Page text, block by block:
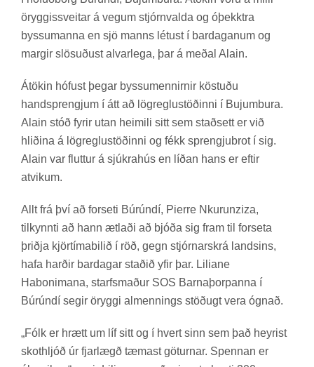
ör­ygg­is­sveit­ar á veg­um stjórn­valda og óþekktra
bys­su­m­anna en sjö manns lét­ust í bar­dag­an­um og
marg­ir slös­uð­ust al­var­lega, þar á með­al Alain.
Átök­in hóf­ust þeg­ar byssu­menn­irn­ir köst­uðu
hand­sprengj­um í átt að lög­reglu­stöð­inni í Buj­umbura.
Alain stóð fyr­ir utan heim­ili sitt sem stað­sett er við
hlið­ina á lög­reglu­stöð­inni og fékk sprengju­brot í sig.
Alain var flutt­ur á sjúkra­hús en líð­an hans er eft­ir
at­vik­um.
Allt frá því að for­seti Búrúndí, Pier­re Nkur­unziza,
til­kynnti að hann ætl­aði að bjóða sig fram til for­seta
þriðja kjör­tíma­bil­ið í röð, gegn stjórn­ar­skrá lands­ins,
hafa harð­ir bar­dag­ar stað­ið yfir þar. Li­lia­ne
Ha­boni­m­ana, starfs­mað­ur SOS Barna­þorp­anna í
Búrúndí seg­ir ör­yggi al­menn­ings stöð­ugt vera ógn­að.
„Fólk er hrætt um líf sitt og í hvert sinn sem það heyr­ist
skot­hljóð úr fjar­lægð tæm­ast göt­urn­ar. Spenn­an er